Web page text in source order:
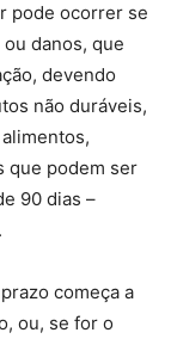
pode ocorrer se
danos, que
devendo
não duráveis,
que podem ser
90 dias –
começa a
ou, se for o